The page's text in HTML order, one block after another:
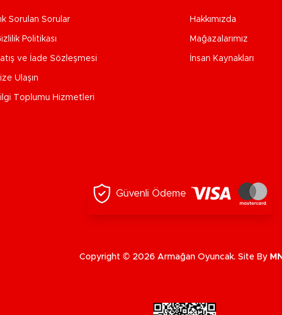
Sorulan Sorular
Politikası
ve İade Sözleşmesi
Ulaşın
Toplumu Hizmetleri
Hakkımızda
Mağazalarımız
İnsan Kaynakları
Güvenli Ödeme
Copyright © 2026 Armağan Oyuncak. Site By